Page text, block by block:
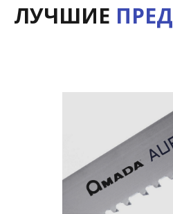
ЛУЧШИЕ